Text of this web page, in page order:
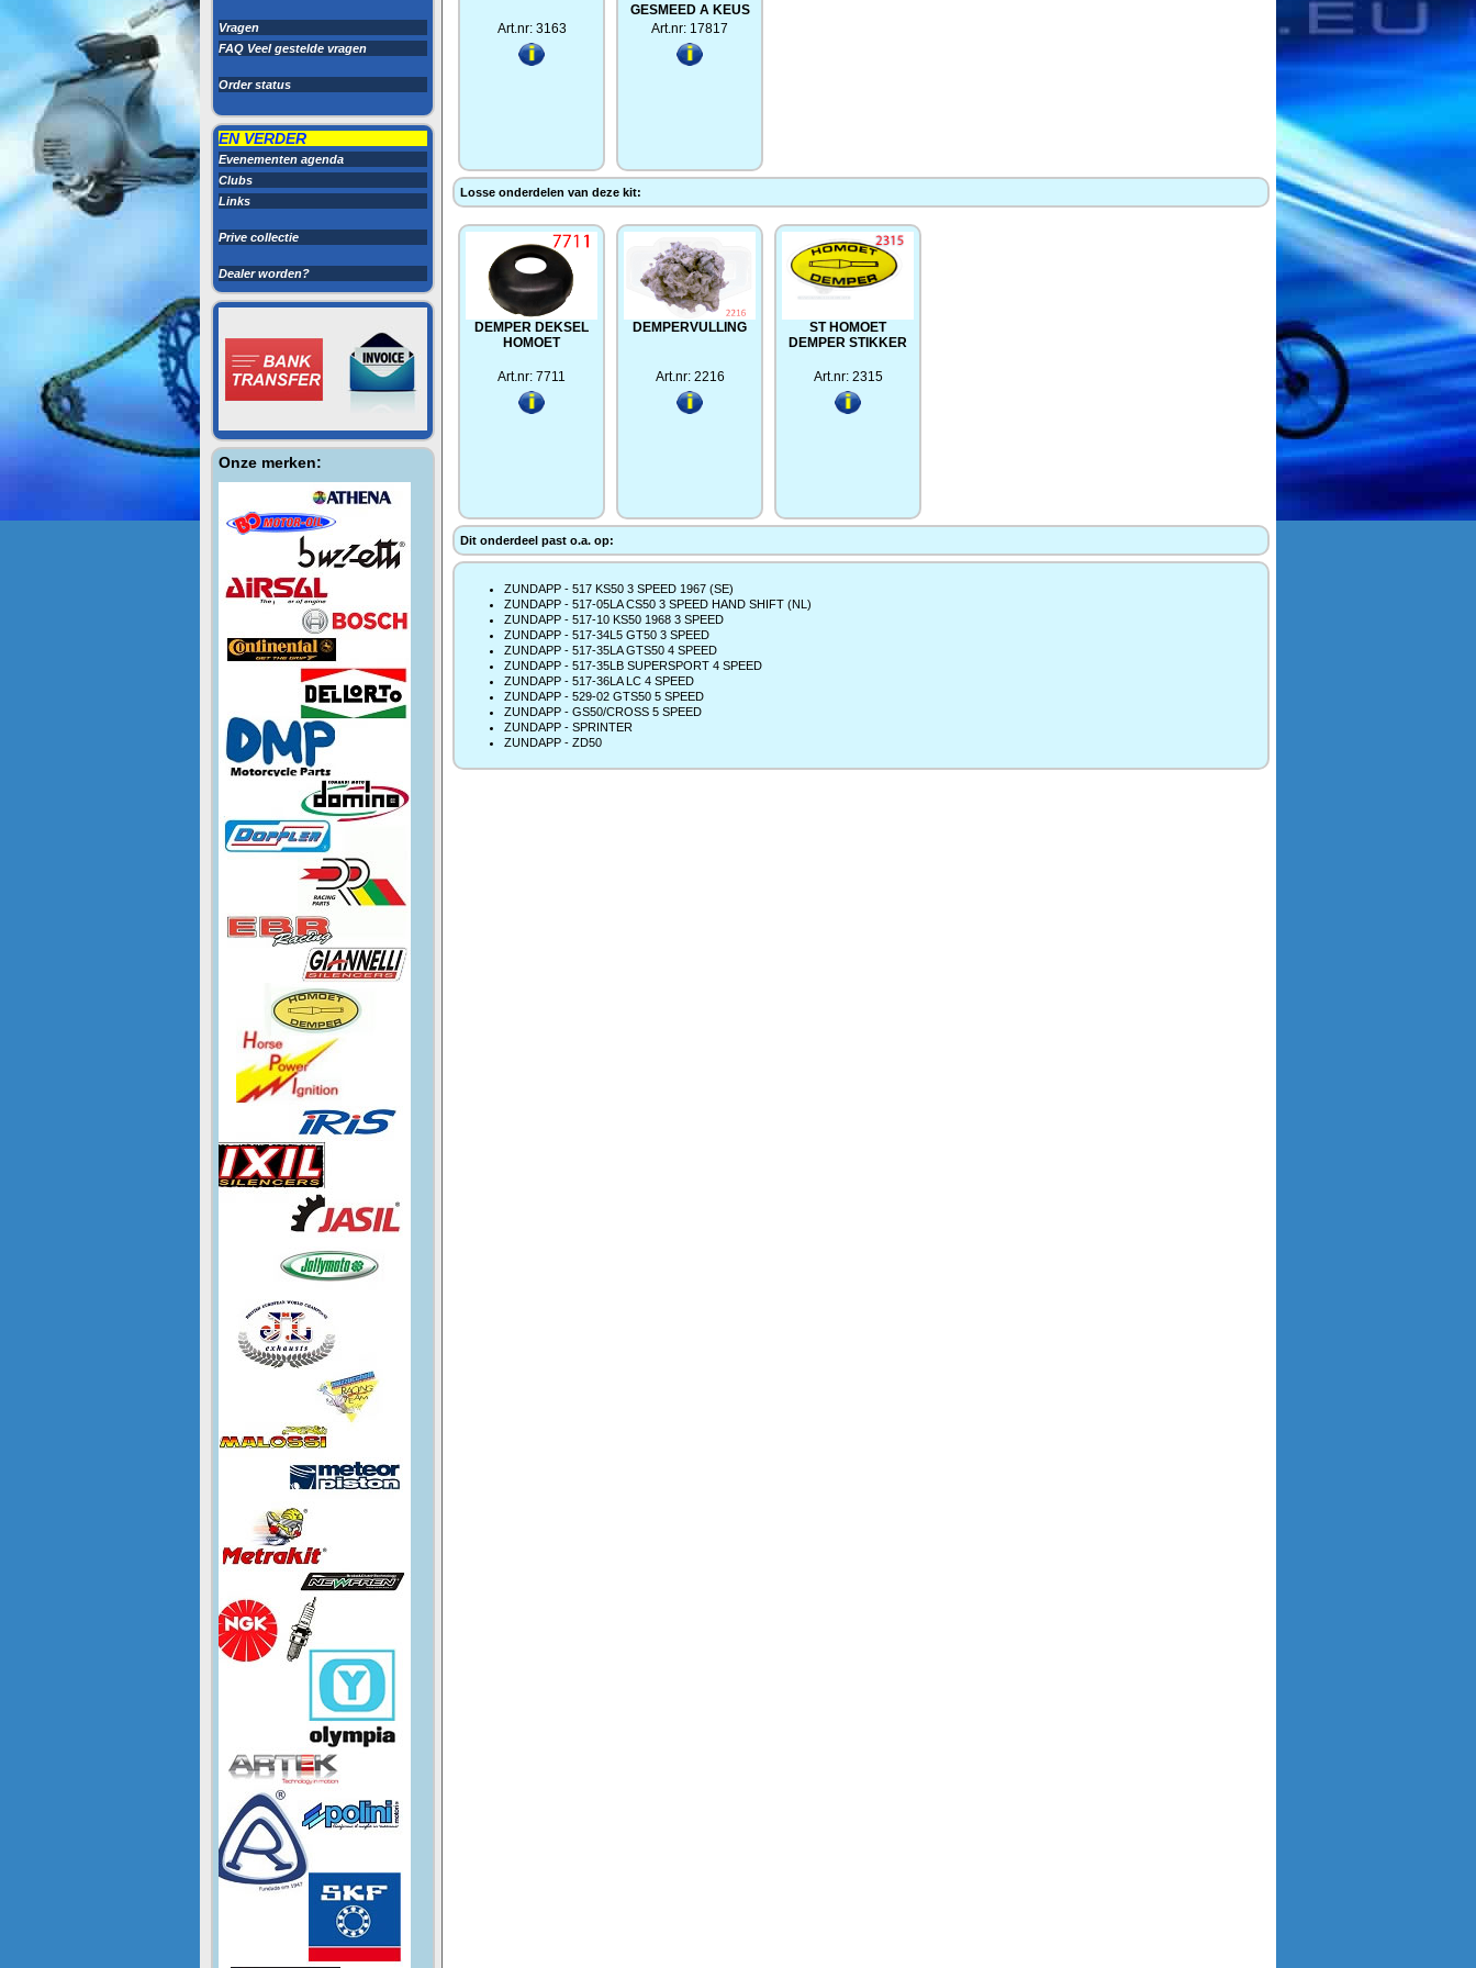
Vragen
FAQ Veel gestelde vragen
Order status
EN VERDER
Evenementen agenda
Clubs
Links
Prive collectie
Dealer worden?
Onze merken:
Art.nr: 3163
GESMEED A KEUS
Art.nr: 17817
Losse onderdelen van deze kit:
DEMPER DEKSEL
HOMOET
Art.nr: 7711
DEMPERVULLING
Art.nr: 2216
ST HOMOET
DEMPER STIKKER
Art.nr: 2315
Dit onderdeel past o.a. op:
ZUNDAPP - 517 KS50 3 SPEED 1967 (SE)
ZUNDAPP - 517-05LA CS50 3 SPEED HAND SHIFT (NL)
ZUNDAPP - 517-10 KS50 1968 3 SPEED
ZUNDAPP - 517-34L5 GT50 3 SPEED
ZUNDAPP - 517-35LA GTS50 4 SPEED
ZUNDAPP - 517-35LB SUPERSPORT 4 SPEED
ZUNDAPP - 517-36LA LC 4 SPEED
ZUNDAPP - 529-02 GTS50 5 SPEED
ZUNDAPP - GS50/CROSS 5 SPEED
ZUNDAPP - SPRINTER
ZUNDAPP - ZD50